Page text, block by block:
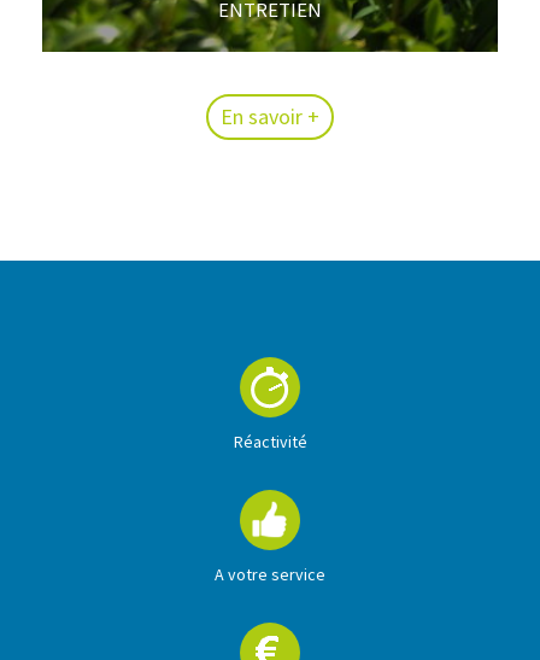
ENTRETIEN
En savoir +
Réactivité
A votre service